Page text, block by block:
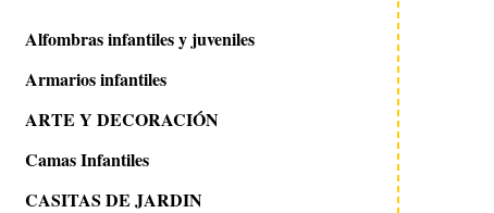
Alfombras infantiles y juveniles
Armarios infantiles
ARTE Y DECORACIÓN
Camas Infantiles
CASITAS DE JARDIN